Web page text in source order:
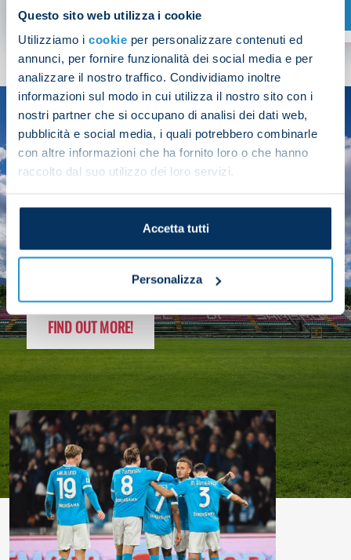
Questo sito web utilizza i cookie
Utilizziamo i cookie per personalizzare contenuti ed
annunci, per fornire funzionalità dei social media e per
analizzare il nostro traffico. Condividiamo inoltre
informazioni sul modo in cui utilizza il nostro sito con i
nostri partner che si occupano di analisi dei dati web,
pubblicità e social media, i quali potrebbero combinarle
con altre informazioni che ha fornito loro o che hanno
raccolto dal suo utilizzo dei loro servizi.
Accetta tutti
Personalizza
SHOP NOW
SEASON
2025/26
FOLLOW THE CHAMPS' JOURNEY
FIND OUT MORE!